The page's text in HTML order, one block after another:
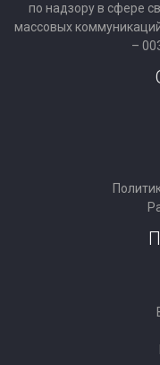
по надзору в сфере
массовых
–